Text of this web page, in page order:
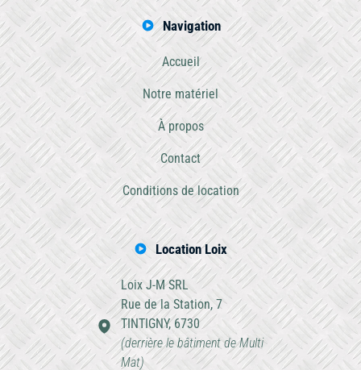
Navigation
Accueil
Notre matériel
À propos
Contact
Conditions de location
Location Loix
Loix J-M SRL
Rue de la Station, 7
TINTIGNY, 6730
(derrière le bâtiment de Multi
Mat)